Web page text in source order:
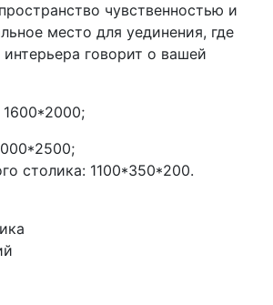
чувственностью и
место для уединения, где
говорит о вашей
1600*2000;
столика: 1100*350*200.